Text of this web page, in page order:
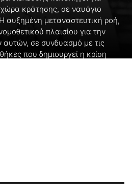
κράτησης, σε ναυάγιο
αυξημένη μεταναστευτική ροή,
πλαισίου για την
σε συνδυασμό με τις
που δημιουργεί η κρίση